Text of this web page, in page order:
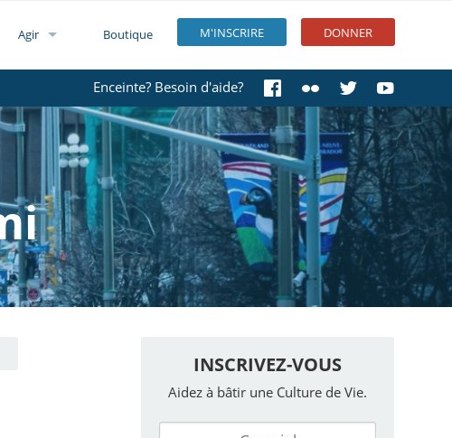
M'INSCRIRE DONNER
Agir Boutique
Enceinte? Besoin d'aide?
INSCRIVEZ-VOUS
Aidez à bâtir une Culture de Vie.